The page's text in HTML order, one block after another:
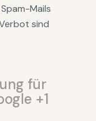
Mails
sind
für
+1